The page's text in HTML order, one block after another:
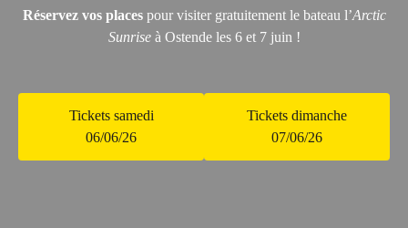
Réservez vos placespour visiter gratuitement le bateau l’Arctic
Sunrise à Ostende les 6 et 7 juin !
Tickets samedi
06/06/26
Tickets dimanche
07/06/26